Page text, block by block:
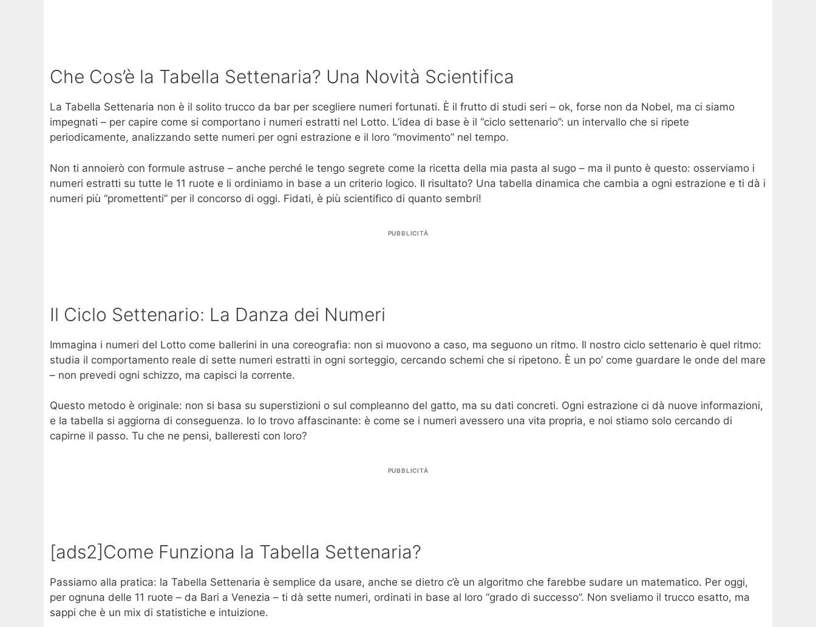
Che Cos’è la Tabella Settenaria? Una Novità Scientifica
La Tabella Settenaria non è il solito trucco da bar per scegliere numeri fortunati. È il frutto di studi seri – ok, forse non da Nobel, ma ci siamo
impegnati – per capire come si comportano i numeri estratti nel Lotto. L’idea di base è il “ciclo settenario”: un intervallo che si ripete
periodicamente, analizzando sette numeri per ogni estrazione e il loro “movimento” nel tempo.
Non ti annoierò con formule astruse – anche perché le tengo segrete come la ricetta della mia pasta al sugo – ma il punto è questo: osserviamo i
numeri estratti su tutte le 11 ruote e li ordiniamo in base a un criterio logico. Il risultato? Una tabella dinamica che cambia a ogni estrazione e ti dà i
numeri più “promettenti” per il concorso di oggi. Fidati, è più scientifico di quanto sembri!
PUBBLICITÀ
Il Ciclo Settenario: La Danza dei Numeri
Immagina i numeri del Lotto come ballerini in una coreografia: non si muovono a caso, ma seguono un ritmo. Il nostro ciclo settenario è quel ritmo:
studia il comportamento reale di sette numeri estratti in ogni sorteggio, cercando schemi che si ripetono. È un po’ come guardare le onde del mare
– non prevedi ogni schizzo, ma capisci la corrente.
Questo metodo è originale: non si basa su superstizioni o sul compleanno del gatto, ma su dati concreti. Ogni estrazione ci dà nuove informazioni,
e la tabella si aggiorna di conseguenza. Io lo trovo affascinante: è come se i numeri avessero una vita propria, e noi stiamo solo cercando di
capirne il passo. Tu che ne pensi, balleresti con loro?
PUBBLICITÀ
[ads2]Come Funziona la Tabella Settenaria?
Passiamo alla pratica: la Tabella Settenaria è semplice da usare, anche se dietro c’è un algoritmo che farebbe sudare un matematico. Per oggi,
per ognuna delle 11 ruote – da Bari a Venezia – ti dà sette numeri, ordinati in base al loro “grado di successo”. Non sveliamo il trucco esatto, ma
sappi che è un mix di statistiche e intuizione.